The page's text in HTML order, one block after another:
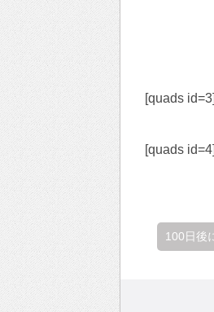
[quads id=3]
[quads id=4]
100日後